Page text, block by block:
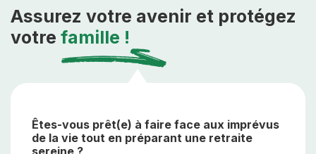
Assurez votre avenir et protégez
votre famille !
Êtes-vous prêt(e) à faire face aux imprévus
de la vie tout en préparant une retraite
sereine ?